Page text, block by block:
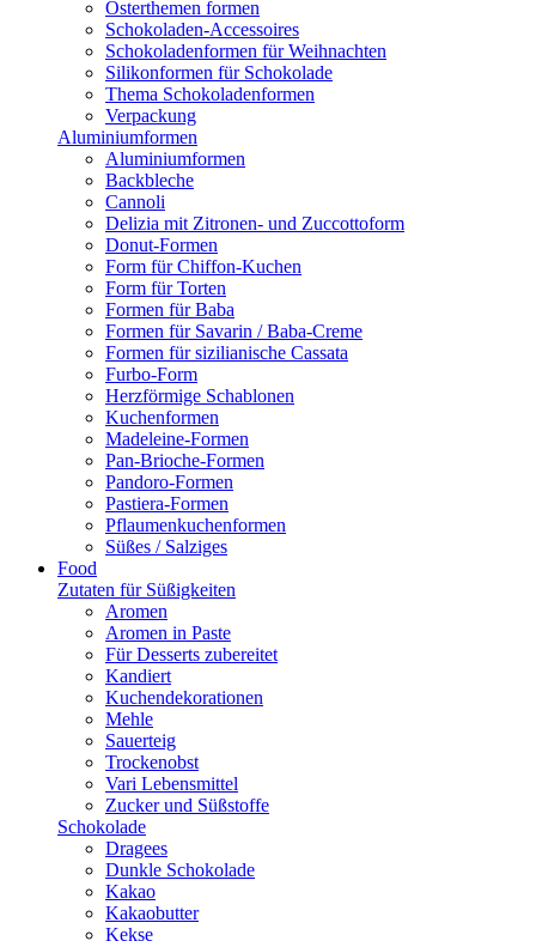
Osterthemen formen
Schokoladen-Accessoires
Schokoladenformen für Weihnachten
Silikonformen für Schokolade
Thema Schokoladenformen
Verpackung
Aluminiumformen
Aluminiumformen
Backbleche
Cannoli
Delizia mit Zitronen- und Zuccottoform
Donut-Formen
Form für Chiffon-Kuchen
Form für Torten
Formen für Baba
Formen für Savarin / Baba-Creme
Formen für sizilianische Cassata
Furbo-Form
Herzförmige Schablonen
Kuchenformen
Madeleine-Formen
Pan-Brioche-Formen
Pandoro-Formen
Pastiera-Formen
Pflaumenkuchenformen
Süßes / Salziges
Food
Zutaten für Süßigkeiten
Aromen
Aromen in Paste
Für Desserts zubereitet
Kandiert
Kuchendekorationen
Mehle
Sauerteig
Trockenobst
Vari Lebensmittel
Zucker und Süßstoffe
Schokolade
Dragees
Dunkle Schokolade
Kakao
Kakaobutter
Kekse